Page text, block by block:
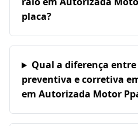
placa?
Qual a diferença
preventiva e corretiva
em Autorizada Motor